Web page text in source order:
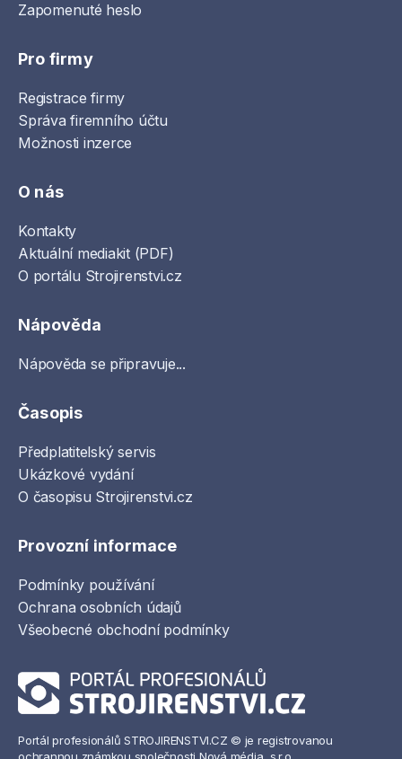
Zapomenuté heslo
Pro firmy
Registrace firmy
Správa firemního účtu
Možnosti inzerce
O nás
Kontakty
Aktuální mediakit (PDF)
O portálu Strojirenstvi.cz
Nápověda
Nápověda se připravuje...
Časopis
Předplatitelský servis
Ukázkové vydání
O časopisu Strojirenstvi.cz
Provozní informace
Podmínky používání
Ochrana osobních údajů
Všeobecné obchodní podmínky
Portál profesionálů STROJIRENSTVI.CZ © je registrovanou
ochrannou známkou společnosti Nová média, s.r.o.